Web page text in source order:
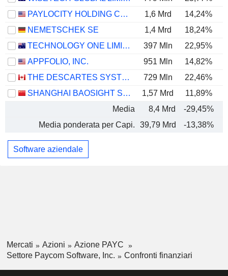
PAYLOCITY HOLDING CORPORATION
1,6 Mrd 14,24%
NEMETSCHEK SE
1,4 Mrd 18,24%
TECHNOLOGY ONE LIMITED
397 Mln 22,95%
APPFOLIO, INC.
951 Mln 14,82%
THE DESCARTES SYSTEMS GROUP INC.
729 Mln 22,46%
SHANGHAI BAOSIGHT SOFTWARE CO.,LTD.
1,57 Mrd 11,89%
Media
8,4 Mrd -29,45%
Media ponderata per Capi.
39,79 Mrd -13,38%
Software aziendale
Mercati Azioni
Azione PAYC
Settore Paycom Software, Inc.
Confronti finanziari